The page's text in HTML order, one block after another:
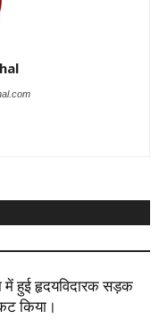
में हुई हृदयविदारक सड़क
किया।